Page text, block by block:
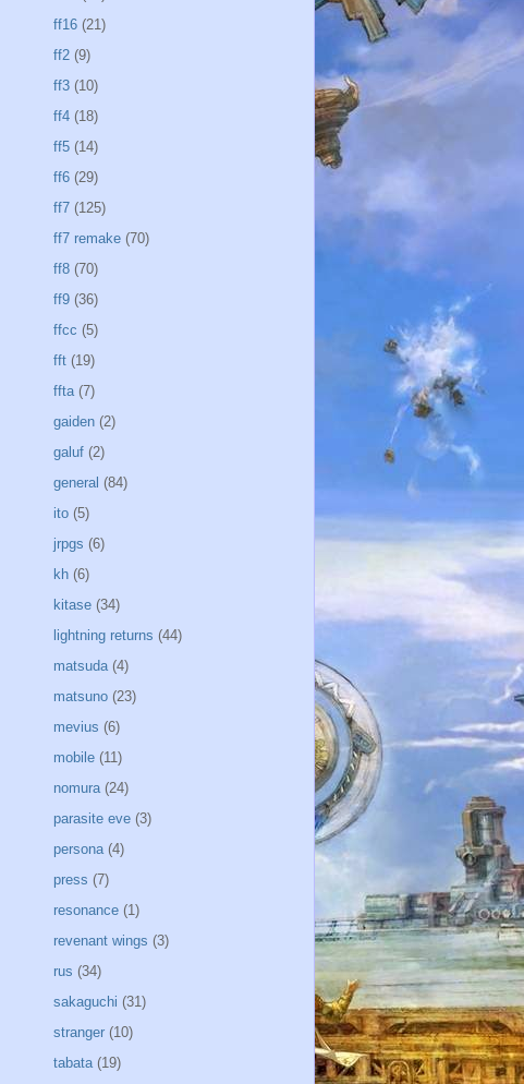
ff16 (21)
ff2 (9)
ff3 (10)
ff4 (18)
ff5 (14)
ff6 (29)
ff7 (125)
ff7 remake (70)
ff8 (70)
ff9 (36)
ffcc (5)
fft (19)
ffta (7)
gaiden (2)
galuf (2)
general (84)
ito (5)
jrpgs (6)
kh (6)
kitase (34)
lightning returns (44)
matsuda (4)
matsuno (23)
mevius (6)
mobile (11)
nomura (24)
parasite eve (3)
persona (4)
press (7)
resonance (1)
revenant wings (3)
rus (34)
sakaguchi (31)
stranger (10)
tabata (19)